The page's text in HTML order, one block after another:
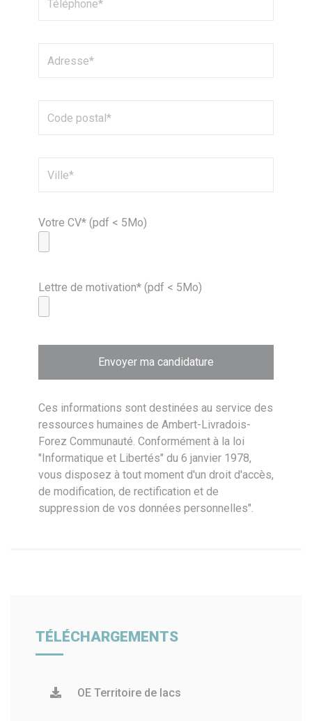
Votre CV* (pdf < 5Mo)
Lettre de motivation* (pdf < 5Mo)
Ces informations sont destinées au service des
ressources humaines de Ambert-Livradois-
Forez Communauté. Conformément à la loi
"Informatique et Libertés" du 6 janvier 1978,
vous disposez à tout moment d'un droit d'accès,
de modification, de rectification et de
suppression de vos données personnelles".
TÉLÉCHARGEMENTS
OE Territoire de lacs